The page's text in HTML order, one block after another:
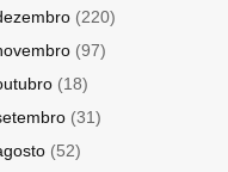
(220)
(97)
(18)
(31)
(52)